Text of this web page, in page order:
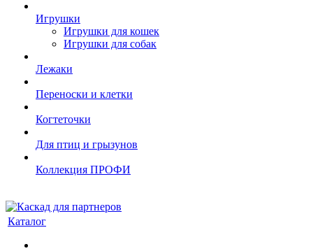
Игрушки
Игрушки для кошек
Игрушки для собак
Лежаки
Переноски и клетки
Когтеточки
Для птиц и грызунов
Коллекция ПРОФИ
Каталог